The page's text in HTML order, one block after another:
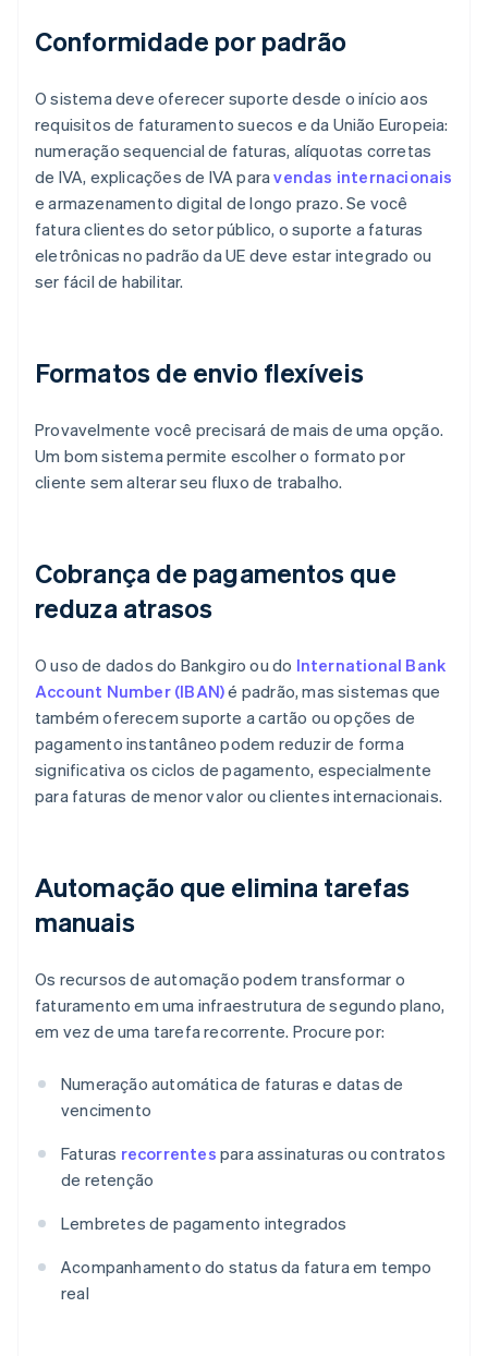
Conformidade por padrão
O sistema deve oferecer suporte desde o início aos
requisitos de faturamento suecos e da União Europeia:
numeração sequencial de faturas, alíquotas corretas
de IVA, explicações de IVA paravendas internacionais
e armazenamento digital de longo prazo. Se você
fatura clientes do setor público, o suporte a faturas
eletrônicas no padrão da UE deve estar integrado ou
ser fácil de habilitar.
Formatos de envio flexíveis
Provavelmente você precisará de mais de uma opção.
Um bom sistema permite escolher o formato por
cliente sem alterar seu fluxo de trabalho.
Cobrança de pagamentos que
reduza atrasos
O uso de dados do Bankgiro ou do International Bank
Account Number (IBAN)é padrão, mas sistemas que
também oferecem suporte a cartão ou opções de
pagamento instantâneo podem reduzir de forma
significativa os ciclos de pagamento, especialmente
para faturas de menor valor ou clientes internacionais.
Automação que elimina tarefas
manuais
Os recursos de automação podem transformar o
faturamento em uma infraestrutura de segundo plano,
em vez de uma tarefa recorrente. Procure por:
Numeração automática de faturas e datas de
vencimento
Faturas recorrentes para assinaturas ou contratos
de retenção
Lembretes de pagamento integrados
Acompanhamento do status da fatura em tempo
real